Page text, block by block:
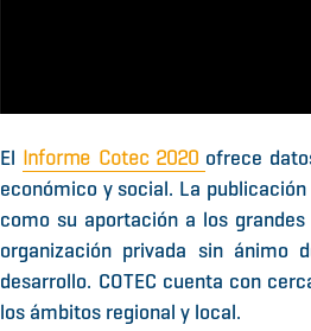
El Informe Cotec 2020 ofrece
económico y social. La
como su aportación a los
organización privada sin ánimo
desarrollo. COTEC cuenta con
los ámbitos regional y local.